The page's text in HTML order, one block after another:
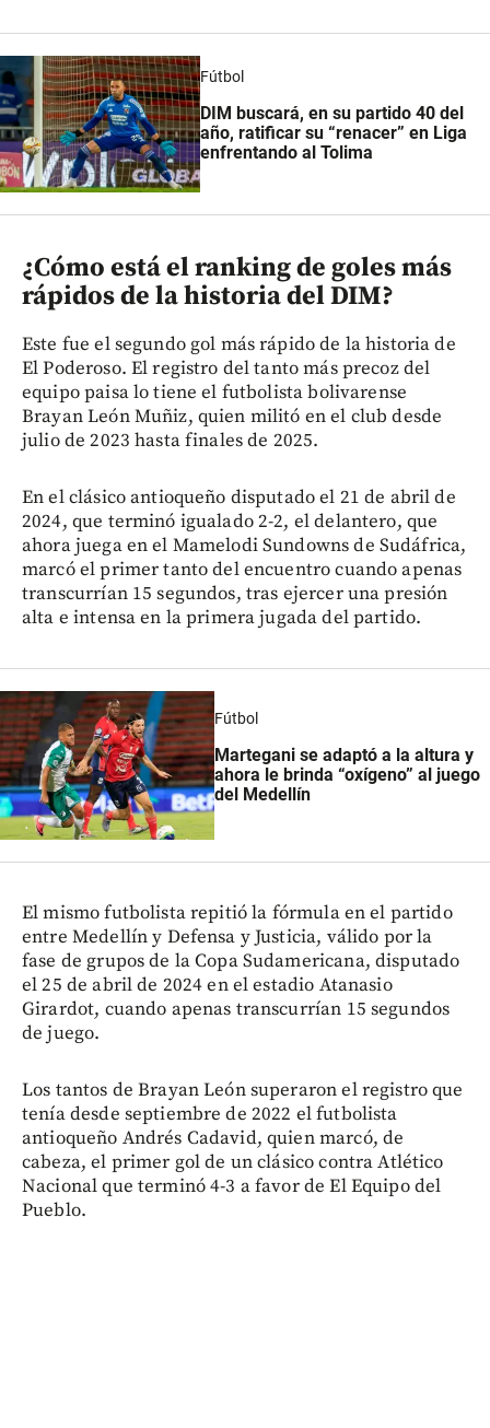
Fútbol
DIM buscará, en su partido 40 del
año, ratificar su “renacer” en Liga
enfrentando al Tolima
¿Cómo está el ranking de goles más
rápidos de la historia del DIM?
Este fue el segundo gol más rápido de la historia de
El Poderoso. El registro del tanto más precoz del
equipo paisa lo tiene el futbolista bolivarense
Brayan León Muñiz, quien militó en el club desde
julio de 2023 hasta finales de 2025.
En el clásico antioqueño disputado el 21 de abril de
2024, que terminó igualado 2-2, el delantero, que
ahora juega en el Mamelodi Sundowns de Sudáfrica,
marcó el primer tanto del encuentro cuando apenas
transcurrían 15 segundos, tras ejercer una presión
alta e intensa en la primera jugada del partido.
Fútbol
Martegani se adaptó a la altura y
ahora le brinda “oxígeno” al juego
del Medellín
El mismo futbolista repitió la fórmula en el partido
entre Medellín y Defensa y Justicia, válido por la
fase de grupos de la Copa Sudamericana, disputado
el 25 de abril de 2024 en el estadio Atanasio
Girardot, cuando apenas transcurrían 15 segundos
de juego.
Los tantos de Brayan León superaron el registro que
tenía desde septiembre de 2022 el futbolista
antioqueño Andrés Cadavid, quien marcó, de
cabeza, el primer gol de un clásico contra Atlético
Nacional que terminó 4-3 a favor de El Equipo del
Pueblo.